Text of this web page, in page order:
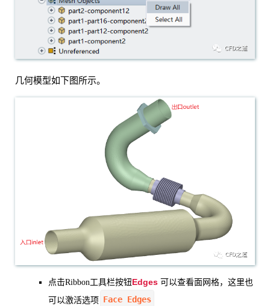
几何模型如下图所示。
点击Ribbon工具栏按钮Edges 可以查看面网格，这里也
可以激活选项 Face Edges